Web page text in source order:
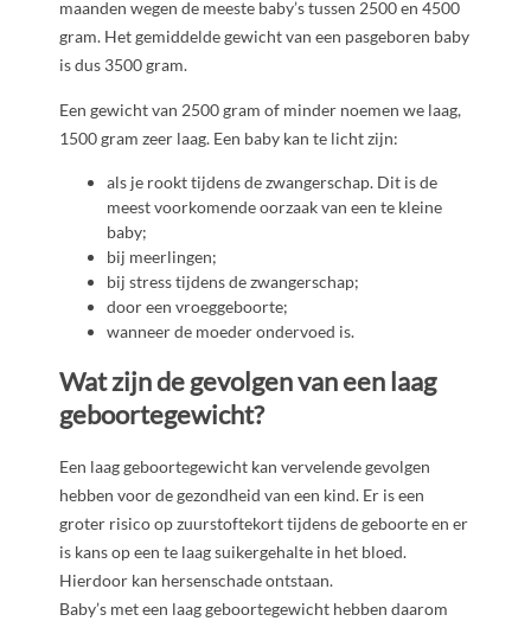
maanden wegen de meeste baby’s tussen 2500 en 4500
gram. Het gemiddelde gewicht van een pasgeboren baby
is dus 3500 gram.
Een gewicht van 2500 gram of minder noemen we laag,
1500 gram zeer laag. Een baby kan te licht zijn:
als je rookt tijdens de zwangerschap. Dit is de
meest voorkomende oorzaak van een te kleine
baby;
bij meerlingen;
bij stress tijdens de zwangerschap;
door een vroeggeboorte;
wanneer de moeder ondervoed is.
Wat zijn de gevolgen van een laag
geboortegewicht?
Een laag geboortegewicht kan vervelende gevolgen
hebben voor de gezondheid van een kind. Er is een
groter risico op zuurstoftekort tijdens de geboorte en er
is kans op een te laag suikergehalte in het bloed.
Hierdoor kan hersenschade ontstaan.
Baby’s met een laag geboortegewicht hebben daarom